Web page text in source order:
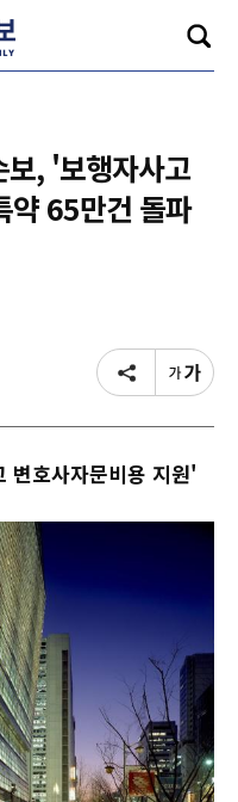
, '보행자사고
약 65만건 돌파
변호사자문비용 지원'